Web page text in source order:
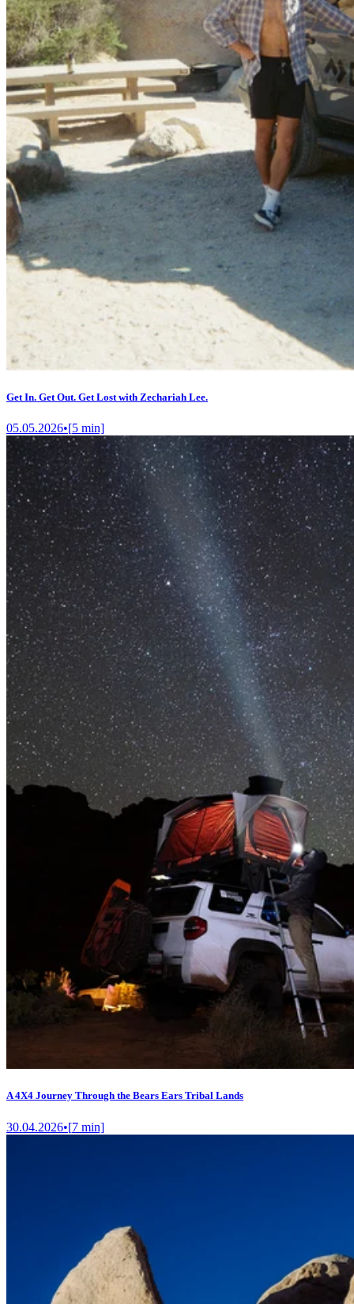
Get In. Get Out. Get Lost with Zechariah Lee.
05.05.2026•[5 min]
A 4X4 Journey Through the Bears Ears Tribal Lands
30.04.2026•[7 min]